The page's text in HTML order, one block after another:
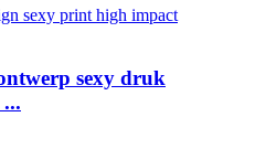
sexy druk